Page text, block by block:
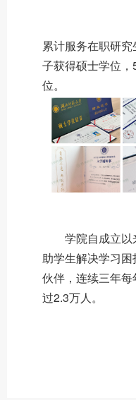
累计服务在职研
子获得硕士学位
位。
学院自成立
助学生解决学习
伙伴，连续三年
过2.3万人。